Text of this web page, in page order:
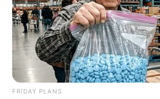
FRIDAY PLANS